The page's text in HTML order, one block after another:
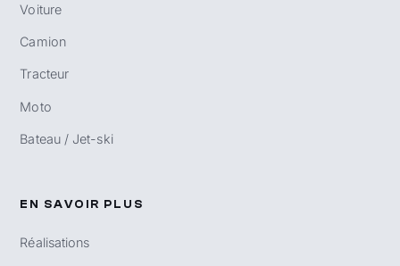
Voiture
Camion
Tracteur
Moto
Bateau / Jet-ski
EN SAVOIR PLUS
Réalisations